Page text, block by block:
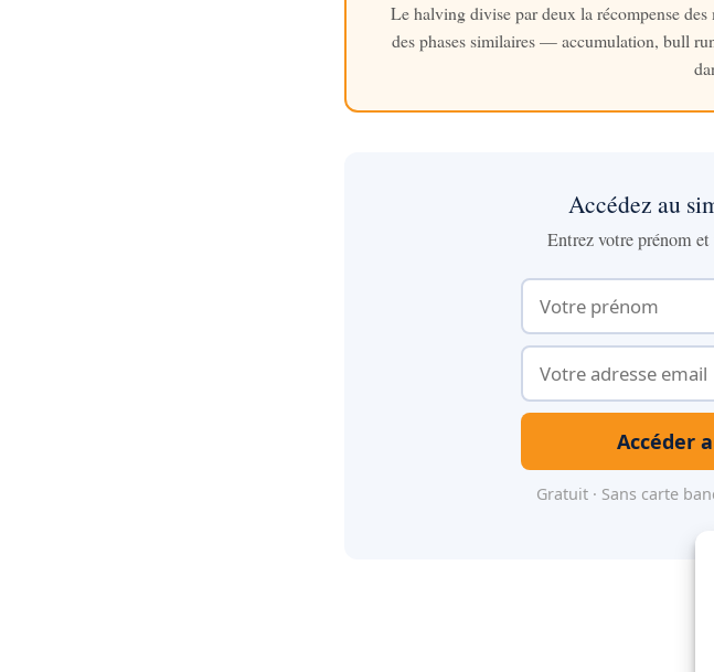
Le halving divise par deux la récompense
des phases similaires — accumulation, bull
Accédez au
Entrez votre prénom
Accéder
Gratuit · Sans carte